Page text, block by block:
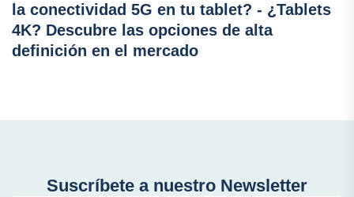
la conectividad 5G en tu tablet? - ¿Tablets
4K? Descubre las opciones de alta
definición en el mercado
Suscríbete a nuestro Newsletter